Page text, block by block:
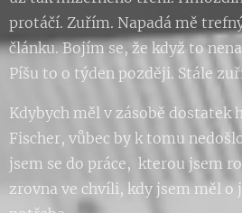
protáčí. Zuřím. Napadá mě
článku. Bojím se, že když to
Píšu to o týden později. Stále
Kdybych měl v zásobě dostatek
Fischer, vůbec by k tomu
jsem se do práce, kterou jsem
zrovna ve chvíli, kdy jsem měl o